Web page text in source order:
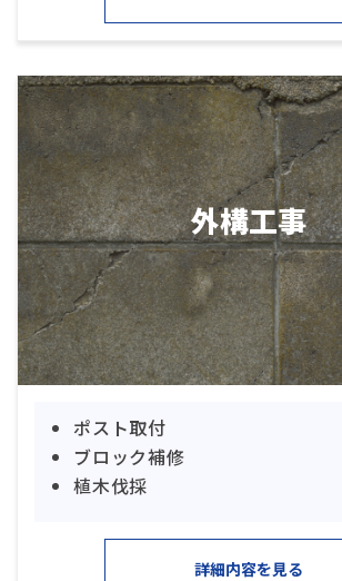
外構工事
ポスト取付
ブロック補修
植木伐採
詳細内容を見る